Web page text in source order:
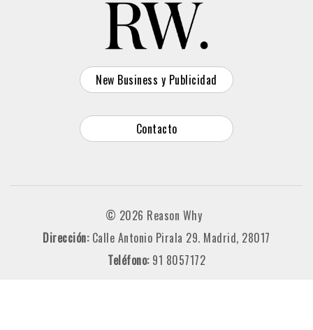
New Business y Publicidad
Contacto
© 2026 Reason Why
Dirección: Calle Antonio Pirala 29. Madrid, 28017
Teléfono: 91 8057172